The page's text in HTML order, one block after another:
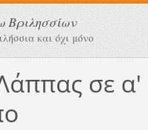
Βριλησσίων
και όχι μόνο
σε α'